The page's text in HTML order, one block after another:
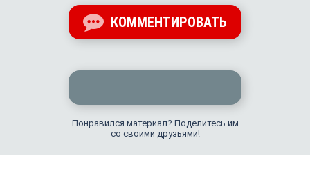
КОММЕНТИРОВАТЬ
Понравился материал? Поделитесь им
со своими друзьями!